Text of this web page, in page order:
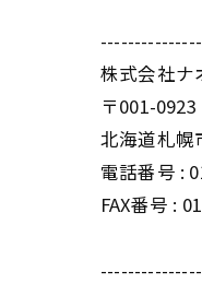
株式会社ナ
〒001-0923
北海道札幌
電話番号 :
FAX番号 :